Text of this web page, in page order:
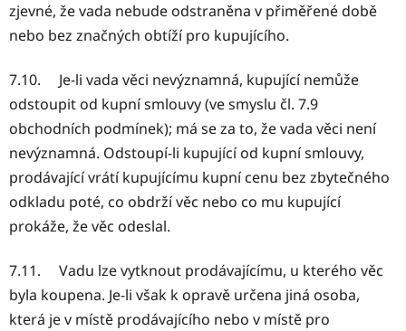
zjevné, že vada nebude odstraněna v přiměřené době
nebo bez značných obtíží pro kupujícího.
7.10. Je-li vada věci nevýznamná, kupující nemůže
odstoupit od kupní smlouvy (ve smyslu čl. 7.9
obchodních podmínek); má se za to, že vada věci není
nevýznamná. Odstoupí-li kupující od kupní smlouvy,
prodávající vrátí kupujícímu kupní cenu bez zbytečného
odkladu poté, co obdrží věc nebo co mu kupující
prokáže, že věc odeslal.
7.11. Vadu lze vytknout prodávajícímu, u kterého věc
byla koupena. Je-li však k opravě určena jiná osoba,
která je v místě prodávajícího nebo v místě pro